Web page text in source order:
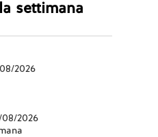
settimana
2026
2026